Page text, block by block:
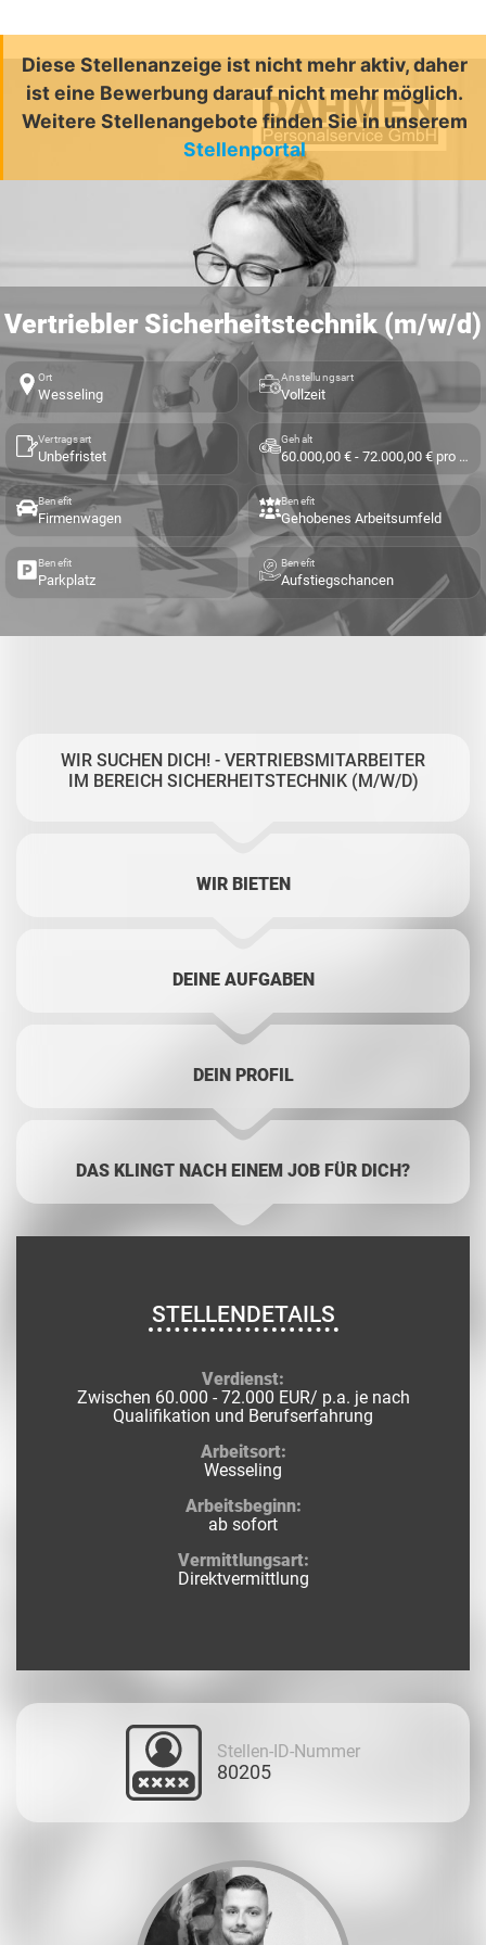
Diese Stellenanzeige ist nicht mehr aktiv, daher
ist eine Bewerbung darauf nicht mehr möglich.
Weitere Stellenangebote finden Sie in unserem
Stellenportal
Vertriebler Sicherheitstechnik (m/w/d)
Ort
Wesseling
Anstellungsart
Vollzeit
Vertragsart
Unbefristet
Gehalt
60.000,00 € - 72.000,00 € pro Jahr
Benefit
Firmenwagen
Benefit
Gehobenes Arbeitsumfeld
Benefit
Parkplatz
Benefit
Aufstiegschancen
WIR SUCHEN DICH! - VERTRIEBSMITARBEITER
IM BEREICH SICHERHEITSTECHNIK (M/W/D)
WIR BIETEN
DEINE AUFGABEN
DEIN PROFIL
DAS KLINGT NACH EINEM JOB FÜR DICH?
STELLENDETAILS
Verdienst:
Zwischen 60.000 - 72.000 EUR/ p.a. je nach
Qualifikation und Berufserfahrung
Arbeitsort:
Wesseling
Arbeitsbeginn:
ab sofort
Vermittlungsart:
Direktvermittlung
Stellen-ID-Nummer
80205